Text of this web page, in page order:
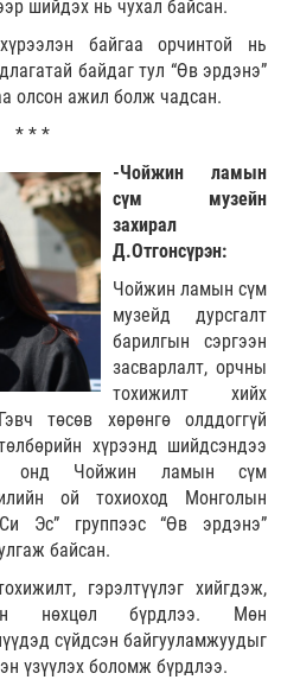
шийдэх нь чухал байсан.
байгаа орчинтой нь
байдаг тул “Өв эрдэнэ”
олсон ажил болж чадсан.
* * *
-Чойжин ламын
сүм музейн
захирал
Д.Отгонсүрэн:
Чойжин ламын сүм
музейд дурсгалт
барилгын сэргээн
засварлалт, орчны
тохижилт хийх
төсөв хөрөнгө олддоггүй
хүрээнд шийдсэндээ
онд Чойжин ламын сүм
ой тохиоход Монголын
Эс” группээс “Өв эрдэнэ”
байсан.
гэрэлтүүлэг хийгдэж,
нөхцөл бүрдлээ. Мөн
сүйдсэн байгууламжуудыг
үзүүлэх боломж бүрдлээ.